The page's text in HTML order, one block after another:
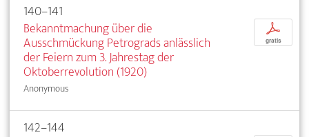
140–141
Bekanntmachung über die
Ausschmückung Petrograds anlässlich
der Feiern zum 3. Jahrestag der
Oktoberrevolution (1920)
Anonymous
p
gratis
142–144